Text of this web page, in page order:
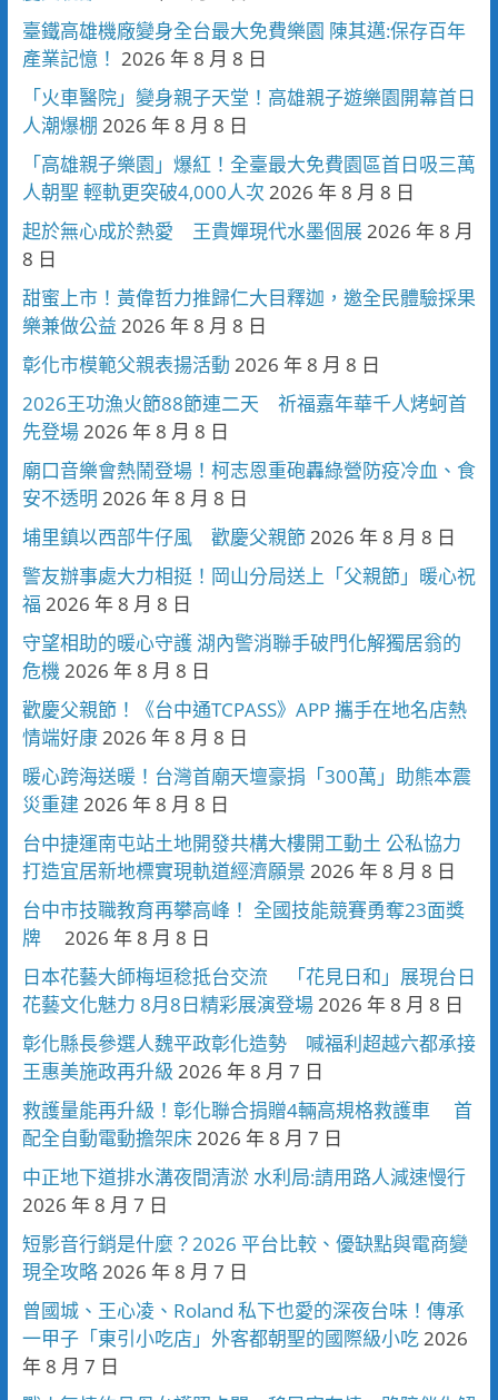
臺鐵高雄機廠變身全台最大免費樂園 陳其邁:保存百年
產業記憶！ 2026 年 8 月 8 日
「火車醫院」變身親子天堂！高雄親子遊樂園開幕首日
人潮爆棚 2026 年 8 月 8 日
「高雄親子樂園」爆紅！全臺最大免費園區首日吸三萬
人朝聖 輕軌更突破4,000人次 2026 年 8 月 8 日
起於無心成於熱愛 王貴嬋現代水墨個展2026 年 8 月
8 日
甜蜜上市！黃偉哲力推歸仁大目釋迦，邀全民體驗採果
樂兼做公益 2026 年 8 月 8 日
彰化市模範父親表揚活動 2026 年 8 月 8 日
2026王功漁火節88節連二天 祈福嘉年華千人烤蚵首
先登場2026 年 8 月 8 日
廟口音樂會熱鬧登場！柯志恩重砲轟綠營防疫冷血、食
安不透明 2026 年 8 月 8 日
埔里鎮以西部牛仔風 歡慶父親節2026 年 8 月 8 日
警友辦事處大力相挺！岡山分局送上「父親節」暖心祝
福 2026 年 8 月 8 日
守望相助的暖心守護 湖內警消聯手破門化解獨居翁的
危機2026 年 8 月 8 日
歡慶父親節！《台中通TCPASS》APP 攜手在地名店熱
情端好康2026 年 8 月 8 日
暖心跨海送暖！台灣首廟天壇豪捐「300萬」助熊本震
災重建 2026 年 8 月 8 日
台中捷運南屯站土地開發共構大樓開工動土 公私協力
打造宜居新地標實現軌道經濟願景 2026 年 8 月 8 日
台中市技職教育再攀高峰！ 全國技能競賽勇奪23面獎
牌
2026 年 8 月 8 日
日本花藝大師梅垣稔抵台交流 「花見日和」展現台日
花藝文化魅力 8月8日精彩展演登場2026 年 8 月 8 日
彰化縣長參選人魏平政彰化造勢 喊福利超越六都承接
王惠美施政再升級 2026 年 8 月 7 日
救護量能再升級！彰化聯合捐贈4輛高規格救護車 首
配全自動電動擔架床2026 年 8 月 7 日
中正地下道排水溝夜間清淤 水利局:請用路人減速慢行
2026 年 8 月 7 日
短影音行銷是什麼？2026 平台比較、優缺點與電商變
現全攻略2026 年 8 月 7 日
曾國城、王心凌、Roland 私下也愛的深夜台味！傳承
一甲子「東引小吃店」外客都朝聖的國際級小吃2026
年 8 月 7 日